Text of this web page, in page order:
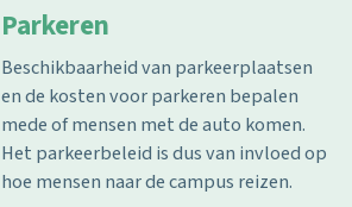
Parkeren
Beschikbaarheid van parkeerplaatsen
en de kosten voor parkeren bepalen
mede of mensen met de auto komen.
Het parkeerbeleid is dus van invloed op
hoe mensen naar de campus reizen.